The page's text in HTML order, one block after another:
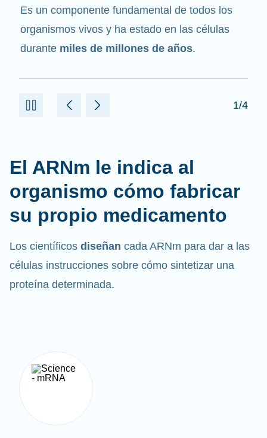
mensajero. Interactúa con otros componentes
de las células que ayudan a sintetizar las
proteínas.
2/4
El ARNm le indica al
organismo cómo fabricar
su propio medicamento
Los científicos diseñan cada ARNm para dar a las
células instrucciones sobre cómo sintetizar una
proteína determinada.